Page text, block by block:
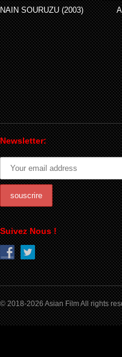
NAIN SOURUZU (2003)
Newsletter:
Suivez Nous !
© 2018-2026 Asian Film All rights